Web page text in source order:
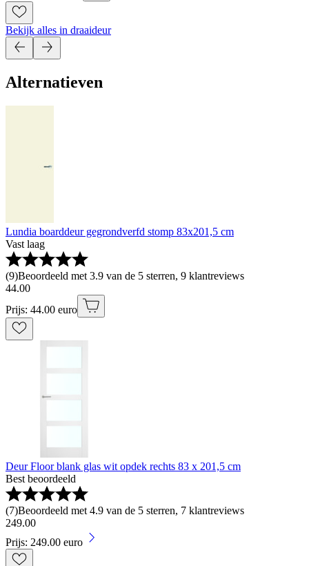
Bekijk alles in draaideur
Alternatieven
Lundia boarddeur gegrondverfd stomp 83x201,5 cm
Vast laag
(9)Beoordeeld met 3.9 van de 5 sterren, 9 klantreviews
44.00
Prijs: 44.00 euro
Deur Floor blank glas wit opdek rechts 83 x 201,5 cm
Best beoordeeld
(7)Beoordeeld met 4.9 van de 5 sterren, 7 klantreviews
249.00
Prijs: 249.00 euro